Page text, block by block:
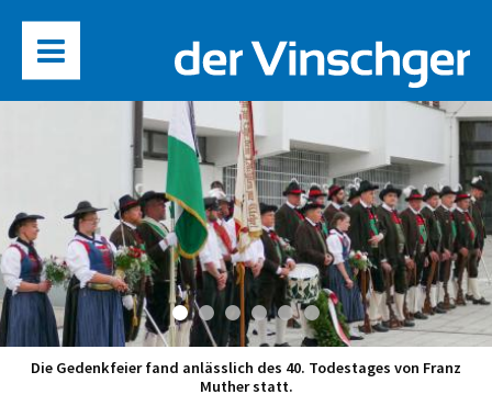
Die Gedenkfeier fand anlässlich des 40. Todestages von Franz
Muther statt.